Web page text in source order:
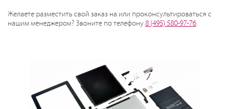
Желаете разместить свой заказ на или проконсультироваться с
нашим менеджером? Звоните по телефону8 (495) 580-97-76.